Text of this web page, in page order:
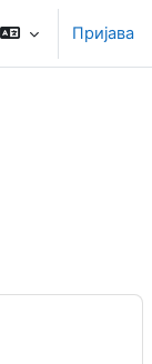
Пријава